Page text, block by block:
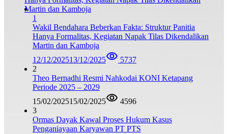
1
Wakil Bendahara Beberkan Fakta: Struktur Panitia
Hanya Formalitas, Kegiatan Napak Tilas Dikendalikan
Martin dan Kamboja
12/12/202513/12/2025
5737
2
Theo Bernadhi Resmi Nahkodai KONI Ketapang
Periode 2025 – 2029
15/02/202515/02/2025
4596
3
Ormas Dayak Kawal Proses Hukum Kasus
Penganiayaan Karyawan PT PTS